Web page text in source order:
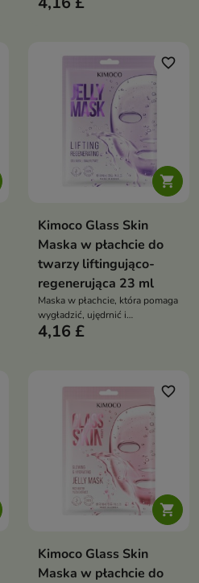
intensywnie nawilża, wygładza i

favorite_border
Kimoco Glass Skin
Maska w płachcie do
twarzy liftingująco-
regenerująca 23 ml
Maska w płachcie, która pomaga
wygładzić, ujędrnić i
zregenerować skórę. Dzięki
4,16 £

favorite_border
Kimoco Glass Skin
Maska w płachcie do